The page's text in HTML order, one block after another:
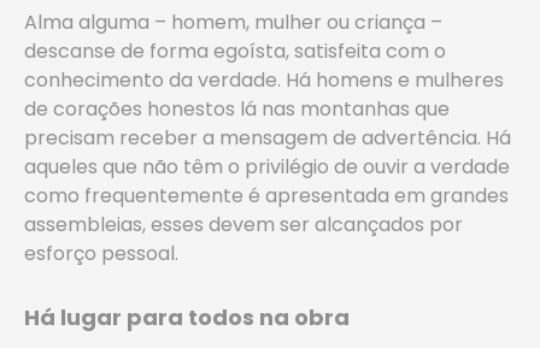
Alma alguma – homem, mulher ou criança –
descanse de forma egoísta, satisfeita com o
conhecimento da verdade. Há homens e mulheres
de corações honestos lá nas montanhas que
precisam receber a mensagem de advertência. Há
aqueles que não têm o privilégio de ouvir a verdade
como frequentemente é apresentada em grandes
assembleias, esses devem ser alcançados por
esforço pessoal.
Há lugar para todos na obra